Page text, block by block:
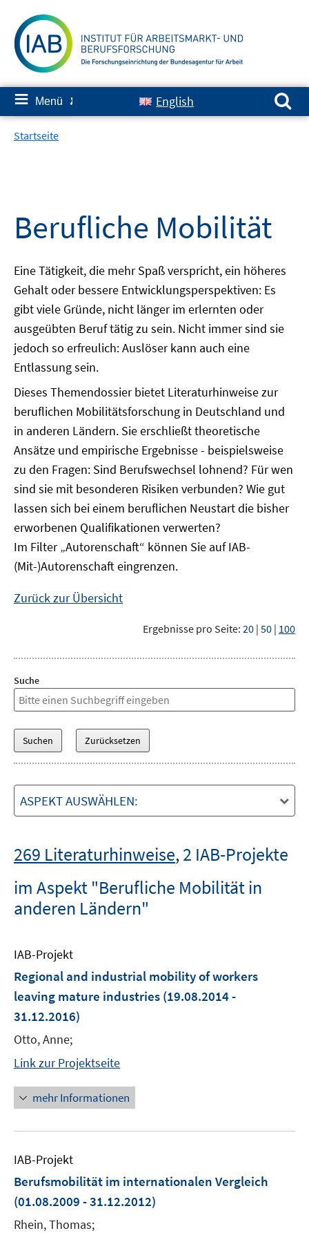
zum
Inhalt
≡ Menü ✘ English
Suchen nach:
Startseite
Berufliche Mobilität
Eine Tätigkeit, die mehr Spaß verspricht, ein höheres
Gehalt oder bessere Entwicklungsperspektiven: Es
gibt viele Gründe, nicht länger im erlernten oder
ausgeübten Beruf tätig zu sein. Nicht immer sind sie
jedoch so erfreulich: Auslöser kann auch eine
Entlassung sein.
Dieses Themendossier bietet Literaturhinweise zur
beruflichen Mobilitätsforschung in Deutschland und
in anderen Ländern. Sie erschließt theoretische
Ansätze und empirische Ergebnisse - beispielsweise
zu den Fragen: Sind Berufswechsel lohnend? Für wen
sind sie mit besonderen Risiken verbunden? Wie gut
lassen sich bei einem beruflichen Neustart die bisher
erworbenen Qualifikationen verwerten?
Im Filter „Autorenschaft“ können Sie auf IAB-
(Mit-)Autorenschaft eingrenzen.
Zurück zur Übersicht
Ergebnisse pro Seite: 20 | 50 | 100
Suche
ASPEKT AUSWÄHLEN:
269 Literaturhinweise,2 IAB-Projekte
im Aspekt "Berufliche Mobilität in
anderen Ländern"
IAB-Projekt
Regional and industrial mobility of workers
leaving mature industries (19.08.2014 -
31.12.2016)
Otto, Anne;
Link zur Projektseite
mehr Informationen
IAB-Projekt
Berufsmobilität im internationalen Vergleich
(01.08.2009 - 31.12.2012)
Rhein, Thomas;